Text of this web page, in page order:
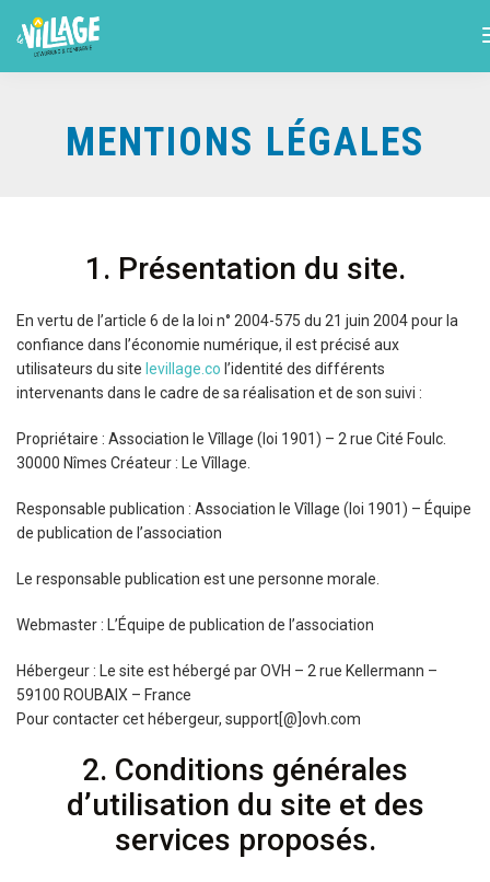
MENTIONS LÉGALES
1. Présentation du site.
En vertu de l’article 6 de la loi n° 2004-575 du 21 juin 2004 pour la
confiance dans l’économie numérique, il est précisé aux
utilisateurs du site levillage.co l’identité des différents
intervenants dans le cadre de sa réalisation et de son suivi :
Propriétaire : Association le Vîllage (loi 1901) – 2 rue Cité Foulc.
30000 Nîmes Créateur : Le Vîllage.
Responsable publication : Association le Vîllage (loi 1901) – Équipe
de publication de l’association
Le responsable publication est une personne morale.
Webmaster : L’Équipe de publication de l’association
Hébergeur : Le site est hébergé par OVH – 2 rue Kellermann –
59100 ROUBAIX – France
Pour contacter cet hébergeur, support[@]ovh.com
2. Conditions générales
d’utilisation du site et des
services proposés.